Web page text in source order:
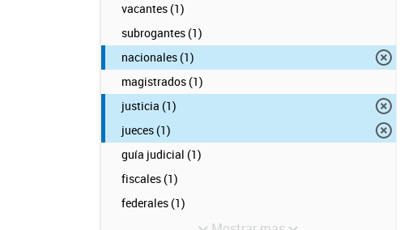
vacantes (1)
subrogantes (1)
nacionales (1)
magistrados (1)
justicia (1)
jueces (1)
guía judicial (1)
fiscales (1)
federales (1)